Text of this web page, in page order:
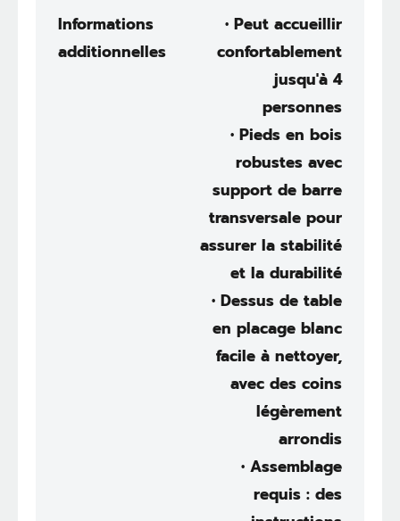
Informations
additionnelles
• Peut accueillir
confortablement
jusqu'à 4
personnes
• Pieds en bois
robustes avec
support de barre
transversale pour
assurer la stabilité
et la durabilité
• Dessus de table
en placage blanc
facile à nettoyer,
avec des coins
légèrement
arrondis
• Assemblage
requis : des